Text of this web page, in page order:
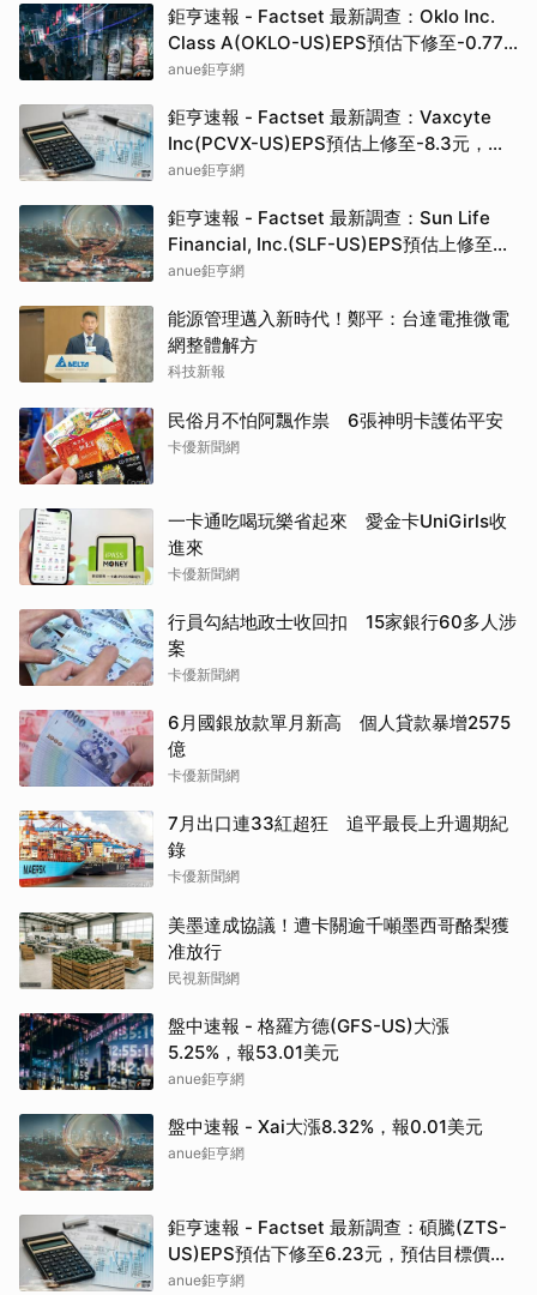
鉅亨速報 - Factset 最新調查：Oklo Inc.
Class A(OKLO-US)EPS預估下修至-0.77
元，預估目標價為83.50元
anue鉅亨網
鉅亨速報 - Factset 最新調查：Vaxcyte
Inc(PCVX-US)EPS預估上修至-8.3元，預
估目標價為110.00元
anue鉅亨網
鉅亨速報 - Factset 最新調查：Sun Life
Financial, Inc.(SLF-US)EPS預估上修至
5.73元，預估目標價為80.81元
anue鉅亨網
能源管理邁入新時代！鄭平：台達電推微電
網整體解方
科技新報
民俗月不怕阿飄作祟 6張神明卡護佑平安
卡優新聞網
一卡通吃喝玩樂省起來 愛金卡UniGirls收
進來
卡優新聞網
行員勾結地政士收回扣 15家銀行60多人涉
案
卡優新聞網
6月國銀放款單月新高 個人貸款暴增2575
億
卡優新聞網
7月出口連33紅超狂 追平最長上升週期紀
錄
卡優新聞網
美墨達成協議！遭卡關逾千噸墨西哥酪梨獲
准放行
民視新聞網
盤中速報 - 格羅方德(GFS-US)大漲
5.25%，報53.01美元
anue鉅亨網
盤中速報 - Xai大漲8.32%，報0.01美元
anue鉅亨網
鉅亨速報 - Factset 最新調查：碩騰(ZTS-
US)EPS預估下修至6.23元，預估目標價為
90.00元
anue鉅亨網